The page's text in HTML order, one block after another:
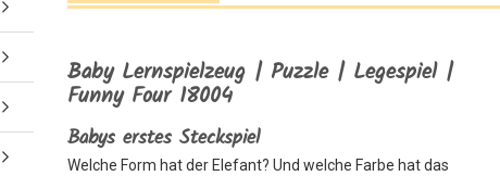
Baby Lernspielzeug | Puzzle | Legespiel |
Funny Four 18004
Babys erstes Steckspiel
Welche Form hat der Elefant? Und welche Farbe hat das